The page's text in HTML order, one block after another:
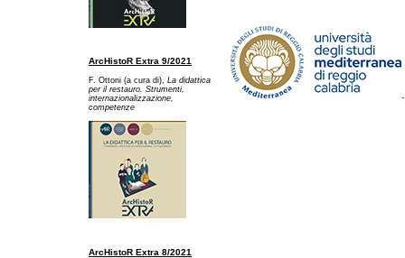
ArcHistoR Extra 9/2021
F. Ottoni (a cura di), La didattica
per il restauro. Strumenti,
internazionalizzazione,
competenze
ArcHistoR Extra 8/2021